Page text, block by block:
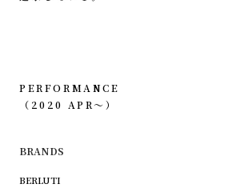
PERFORMANCE
（2020 APR〜）
BRANDS
BERLUTI